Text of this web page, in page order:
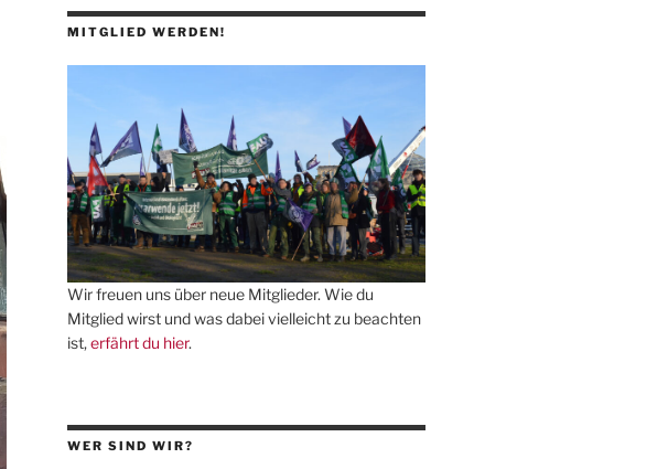
MITGLIED WERDEN!
Wir freuen uns über neue Mitglieder. Wie du
Mitglied wirst und was dabei vielleicht zu beachten
ist,erfährt du hier.
WER SIND WIR?